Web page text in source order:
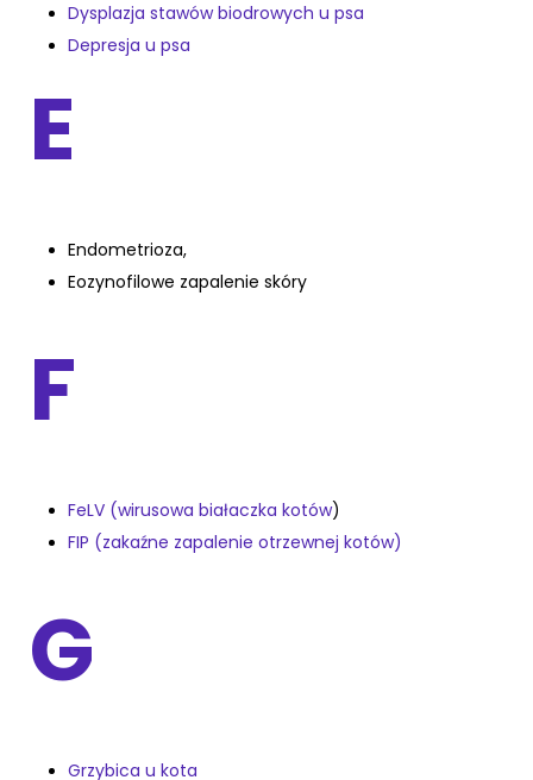
Dysplazja stawów biodrowych u psa
Depresja u psa
E
Endometrioza,
Eozynofilowe zapalenie skóry
F
FeLV (wirusowa białaczka kotów)
FIP (zakaźne zapalenie otrzewnej kotów)
G
Grzybica u kota